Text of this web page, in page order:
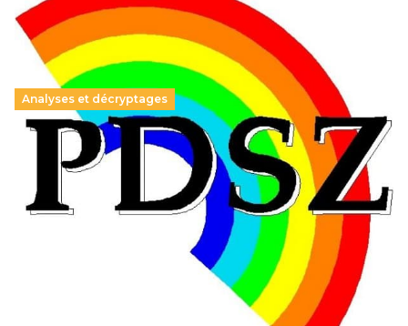
Analyses et décryptages
Hongrie : du changement pour les politiques
éducatives, aussi !
25 juin 2026
En Hongrie, le conservateur Peter Magyar et son parti
Tisza "Respect et liberté" ont remporté une large victoire,
contre le premier ministre sortant, Viktor Orban,…